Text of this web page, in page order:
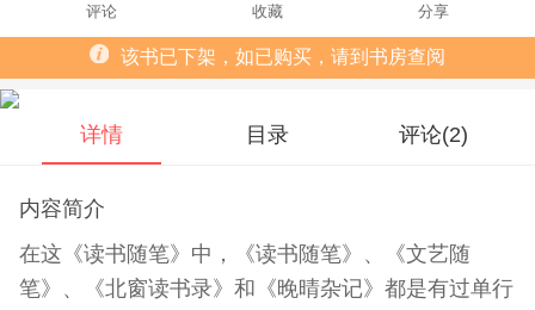
评论 收藏 分享
该书已下架，如已购买，请到书房查阅
详情 目录 评论(2)
内容简介
在这《读书随笔》中，《读书随笔》、《文艺随
笔》、《北窗读书录》和《晚晴杂记》都是有过单行